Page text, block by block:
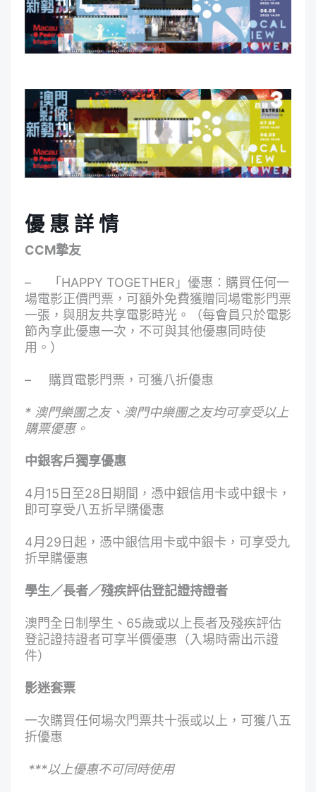
優 惠 詳 情
CCM摯友
– 「HAPPY TOGETHER」優惠：購買任何一
場電影正價門票，可額外免費獲贈同場電影門票
一張，與朋友共享電影時光。（每會員只於電影
節內享此優惠一次，不可與其他優惠同時使
用。）
– 購買電影門票，可獲八折優惠
* 澳門樂團之友、澳門中樂團之友均可享受以上
購票優惠。
中銀客戶獨享優惠
4月15日至28日期間，憑中銀信用卡或中銀卡，
即可享受八五折早購優惠
4月29日起，憑中銀信用卡或中銀卡，可享受九
折早購優惠
學生／長者／殘疾評估登記證持證者
澳門全日制學生、65歲或以上長者及殘疾評估
登記證持證者可享半價優惠（入場時需出示證
件）
影迷套票
一次購買任何場次門票共十張或以上，可獲八五
折優惠
***以上優惠不可同時使用